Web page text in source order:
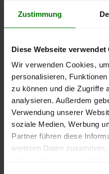
Zustimmung
Diese Webseite verwendet
Wir verwenden Cookies,
personalisieren,
zu können und die Zugriffe
analysieren. Außerdem
Verwendung unserer
soziale Medien, Werbung
Partner führen diese
weiteren Daten
2025
250 €
300 €
400 €
Die aktuelle
können Sie jederzeit